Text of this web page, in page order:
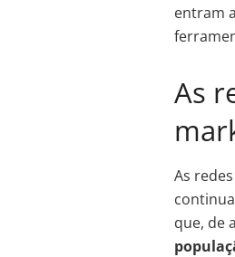
entram
As
As
que, de